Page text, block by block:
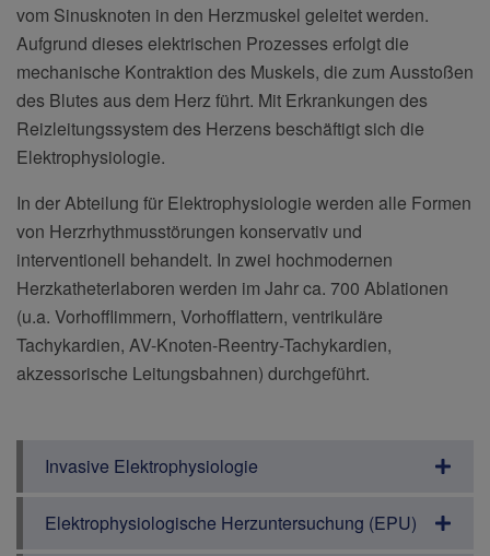
vom Sinusknoten in den Herzmuskel geleitet werden.
Aufgrund dieses elektrischen Prozesses erfolgt die
mechanische Kontraktion des Muskels, die zum Ausstoßen
des Blutes aus dem Herz führt. Mit Erkrankungen des
Reizleitungssystem des Herzens beschäftigt sich die
Elektrophysiologie.
In der Abteilung für Elektrophysiologie werden alle Formen
von Herzrhythmusstörungen konservativ und
interventionell behandelt. In zwei hochmodernen
Herzkatheterlaboren werden im Jahr ca. 700 Ablationen
(u.a. Vorhofflimmern, Vorhofflattern, ventrikuläre
Tachykardien, AV-Knoten-Reentry-Tachykardien,
akzessorische Leitungsbahnen) durchgeführt.
Invasive Elektrophysiologie
Elektrophysiologische Herzuntersuchung (EPU)